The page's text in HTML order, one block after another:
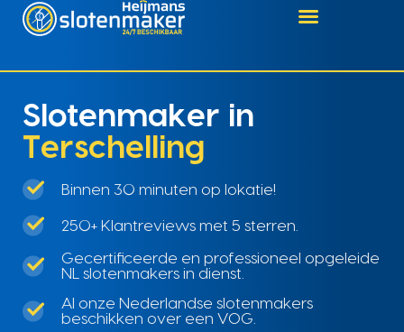
Slotenmaker in
Terschelling
Binnen 30 minuten op lokatie!
250+ Klantreviews met 5 sterren.
Gecertificeerde en professioneel opgeleide
NL slotenmakers in dienst.
Al onze Nederlandse slotenmakers
beschikken over een VOG.